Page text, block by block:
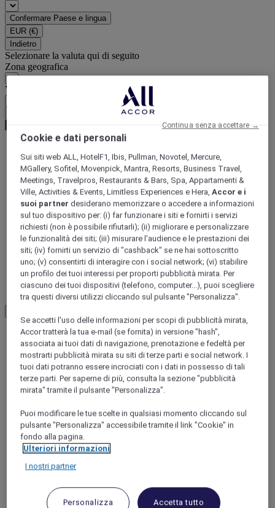
Confermare Paese e lingua
EUR (€)
Indietro
Selezionare la valuta qui di seguito
Zona geografica
Valuta
World
Europe
France
Midi-Pyrenees
GERS
AGEN, Francia
Mercure Agen Centre
Cookie e dati personali
Sui siti web ALL, HotelF1, Ibis, Pullman, Novotel, Mercure,
MGallery, Sofitel, Movenpick, Mantra, Resorts, Business Travel,
Meetings, Travelpros, Restaurants & Bars, Spa, Appartamenti &
Ville, Activities & Events, Limitless Experiences e Hera,Accor e i
suoi partner desiderano memorizzare o accedere a informazioni
sul tuo dispositivo per: (i) far funzionare i siti e fornirti i servizi
richiesti (non è possibile rifiutarli); (ii) migliorare e personalizzare
le funzionalità dei siti; (iii) misurare l'audience e le prestazioni dei
siti; (iv) fornirti un servizio di "cashback" se ne hai sottoscritto
uno; (v) consentirti di interagire con i social network; (vi) stabilire
un profilo dei tuoi interessi per proporti pubblicità mirata. Per
ciascuno dei tuoi dispositivi (telefono, computer...), puoi scegliere
tra questi diversi utilizzi cliccando sul pulsante "Personalizza".
Se accetti l'uso delle informazioni per scopi di pubblicità mirata,
Accor tratterà la tua e-mail (se fornita) in versione "hash",
associata ai tuoi dati di navigazione, prenotazione e fedeltà per
mostrarti pubblicità mirata su siti di terze parti e social network. I
tuoi dati potranno essere incrociati con i dati in possesso di tali
terze parti. Per saperne di più, consulta la sezione "pubblicità
mirata" tramite il pulsante "Personalizza".
Puoi modificare le tue scelte in qualsiasi momento cliccando sul
pulsante "Personalizza" accessibile tramite il link "Cookie" in
fondo alla pagina.
Ulteriori informazioni
I nostri partner
Personalizza Accetta tutto
Continua senza accettare →